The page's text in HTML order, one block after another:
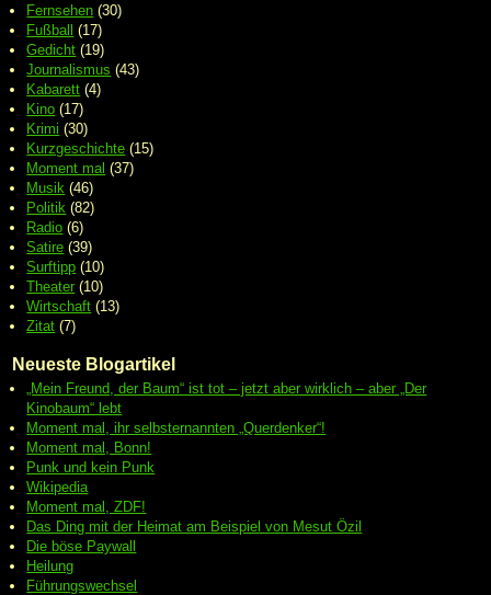
Fernsehen (30)
Fußball
(17)
Gedicht (19)
Journalismus (43)
Kabarett (4)
Kino (17)
Krimi (30)
Kurzgeschichte (15)
Moment mal (37)
Musik (46)
Politik (82)
Radio (6)
Satire (39)
Surftipp (10)
Theater (10)
Wirtschaft (13)
Zitat (7)
Neueste Blogartikel
„Mein Freund, der Baum“ ist tot – jetzt aber wirklich – aber „Der
Kinobaum“ lebt
Moment mal, ihr selbsternannten „Querdenker“!
Moment mal, Bonn!
Punk und kein Punk
Wikipedia
Moment mal, ZDF!
Das Ding mit der Heimat am Beispiel von Mesut Özil
Die böse Paywall
Heilung
Führungswechsel